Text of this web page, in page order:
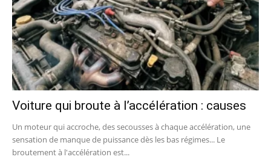
Voiture qui broute à l’accélération : causes
Un moteur qui accroche, des secousses à chaque accélération, une
sensation de manque de puissance dès les bas régimes... Le
broutement à l'accélération est...